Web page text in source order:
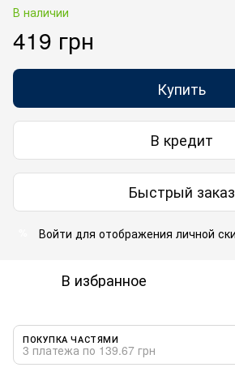
В наличии
419 грн
Купить
В кредит
Быстрый заказ
Войти для отображения личной
В избранное
ПОКУПКА ЧАСТЯМИ
3 платежа по 139.67 грн